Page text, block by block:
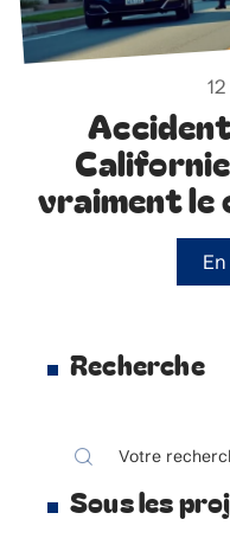
vraiment
Recherche
Sous les